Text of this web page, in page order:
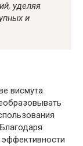
уделяя
и
висмута